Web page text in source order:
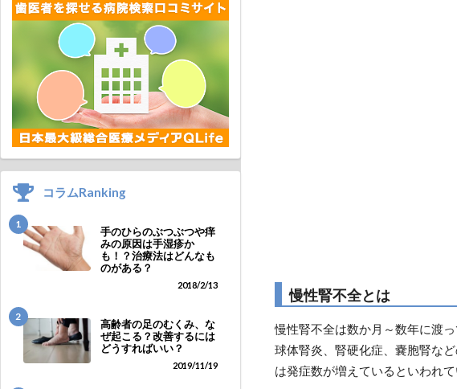
コラムRanking
1
手のひらのぶつぶつや痒
みの原因は手湿疹か
も！？治療法はどんなも
のがある？
2018/2/13
2
高齢者の足のむくみ、な
ぜ起こる？改善するには
どうすればいい？
2019/11/19
慢性腎不全とは
慢性腎不全は数か月～数年に渡
球体腎炎、腎硬化症、嚢胞腎な
は発症数が増えているといわれて